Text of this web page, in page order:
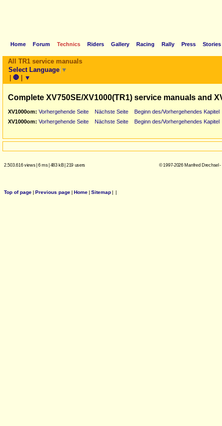
Home Forum Technics Riders Gallery Racing Rally Press Stories
All TR1 service manuals
Select Language ▼
| 🛑 | ▼
Complete XV750SE/XV1000(TR1) service manuals and
XV1000om: Vorhergehende Seite Nächste Seite
Beginn des/Vorhergehendes Kapitel
XV1000om: Vorhergehende Seite Nächste Seite Beginn des/Vorhergehendes Kapitel
2.503.616 views| 6 ms| 483 kB| 219 users © 1997-2026 Manfred Drechsel
Top of page| Previous page| Home| Sitemap| |